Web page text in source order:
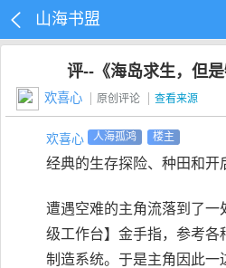
山海书盟
评--《海岛求生，但是
欢喜心 原创评论 查看来源
欢喜心 人海孤鸿 楼主
经典的生存探险、种田和开
遭遇空难的主角流落到了一
级工作台】金手指，参考各
制造系统。于是主角因此一